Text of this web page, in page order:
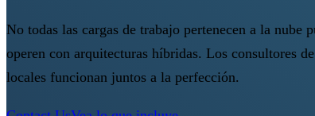
No todas las cargas de trabajo pertenecen a la
operen con arquitecturas híbridas. Los consultores
locales funcionan juntos a la perfección.